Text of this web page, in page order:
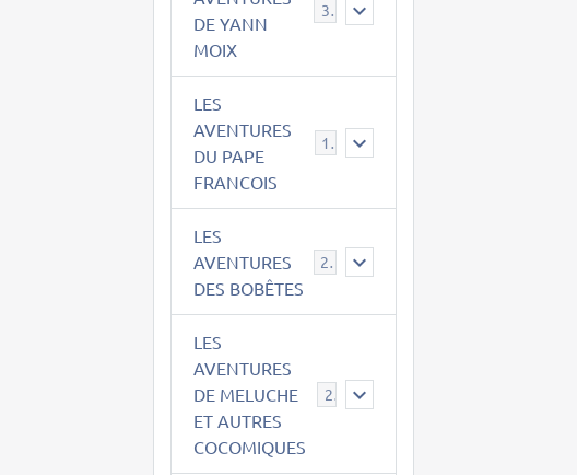
DE YANN
MOIX
39
LES
AVENTURES
DU PAPE
FRANCOIS
15
LES
AVENTURES
DES BOBÊTES
23
LES
AVENTURES
DE MELUCHE
ET AUTRES
COCOMIQUES
22